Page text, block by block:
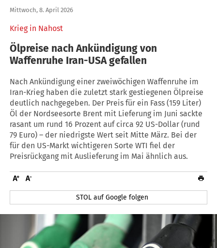
Krieg in Nahost
Mittwoch, 8. April 2026
Ölpreise nach Ankündigung von
Waffenruhe Iran-USA gefallen
Nach Ankündigung einer zweiwöchigen Waffenruhe im
Iran-Krieg haben die zuletzt stark gestiegenen Ölpreise
deutlich nachgegeben. Der Preis für ein Fass (159 Liter)
Öl der Nordseesorte Brent mit Lieferung im Juni sackte
rasant um rund 16 Prozent auf circa 92 US-Dollar (rund
79 Euro) – der niedrigste Wert seit Mitte März. Bei der
für den US-Markt wichtigeren Sorte WTI fiel der
Preisrückgang mit Auslieferung im Mai ähnlich aus.
STOL auf Google folgen